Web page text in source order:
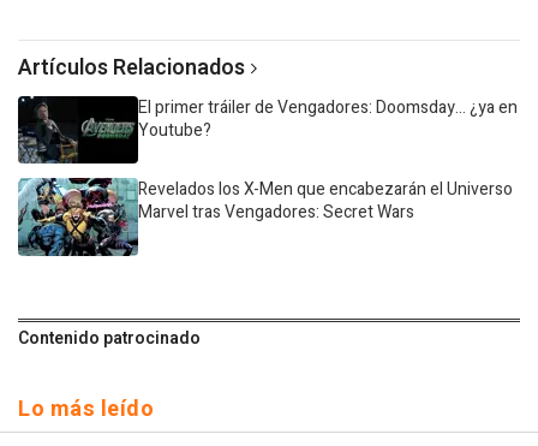
Artículos Relacionados
El primer tráiler de Vengadores: Doomsday... ¿ya en
Youtube?
Revelados los X-Men que encabezarán el Universo
Marvel tras Vengadores: Secret Wars
Contenido patrocinado
Lo más leído